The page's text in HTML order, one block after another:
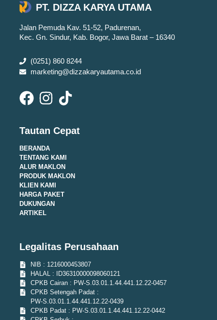
PT. DIZZA KARYA UTAMA
Jalan Pemuda Kav. 51-52, Padurenan,
Kec. Gn. Sindur, Kab. Bogor, Jawa Barat – 16340
(0251) 860 8244
marketing@dizzakaryautama.co.id
Tautan Cepat
BERANDA
TENTANG KAMI
ALUR MAKLON
PRODUK MAKLON
KLIEN KAMI
HARGA PAKET
DUKUNGAN
ARTIKEL
Legalitas Perusahaan
NIB : 1216000453807
HALAL : ID36310000098060121
CPKB Cairan : PW-S.03.01.1.44.441.12.22-0457
CPKB Setengah Padat :
PW-S.03.01.1.44.441.12.22-0439
CPKB Padat : PW-S.03.01.1.44.441.12.22-0442